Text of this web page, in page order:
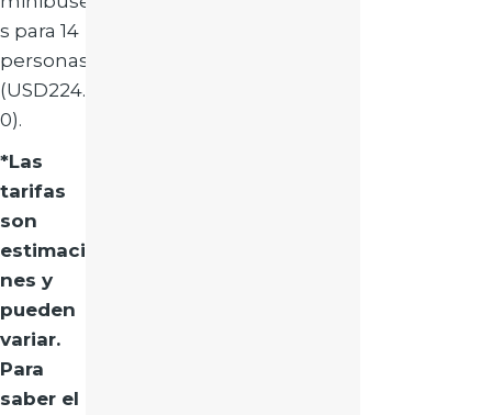
s para 14
personas
(USD224.0
0).
*Las
tarifas
son
estimacio
nes y
pueden
variar.
Para
saber el